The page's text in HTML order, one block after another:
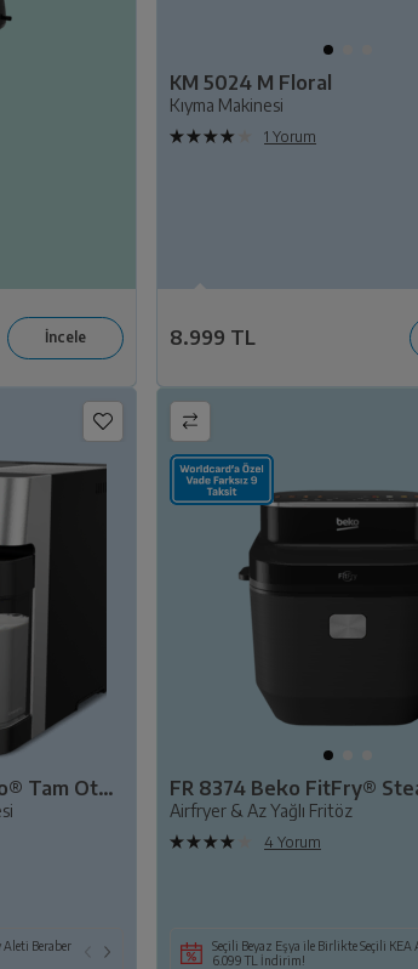
KM 5024 M Floral
Kıyma Makinesi
1 Yorum
8.999 TL
CEG 7304 X CaffeExperto® Tam Otomatik
Aleti Beraber
Seçili Beyaz Eşya ile Birlikte Seçili KEA Alımına
6.099 TL İndirim!
FR 8374 Beko FitFry®
Airfryer & Az Yağlı Fritöz
4 Yorum
Seçili Beyaz Eşya ile Birlikte Seçili KEA
6.099 TL İndirim!